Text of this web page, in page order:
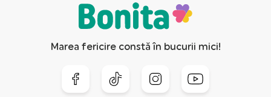
Marea fericire constă în bucurii mici!